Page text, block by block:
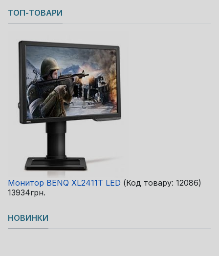
Copyright MAXXmarketing GmbH
JoomShopping Download & Support
ТОП-ТОВАРИ
Монитор BENQ XL2411T LED (Код товару: 12086)
13934грн.
НОВИНКИ